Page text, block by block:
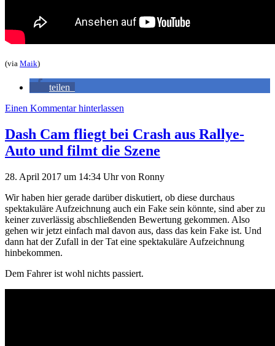
(via Maik)
teilen
Einen Kommentar hinterlassen
Dash Cam fliegt bei Crash aus Rallye-
Auto und filmt die Szene
28. April 2017 um 14:34 Uhrvon Ronny
Wir haben hier gerade darüber diskutiert, ob diese durchaus
spektakuläre Aufzeichnung auch ein Fake sein könnte, sind aber zu
keiner zuverlässig abschließenden Bewertung gekommen. Also
gehen wir jetzt einfach mal davon aus, dass das kein Fake ist. Und
dann hat der Zufall in der Tat eine spektakuläre Aufzeichnung
hinbekommen.
Dem Fahrer ist wohl nichts passiert.